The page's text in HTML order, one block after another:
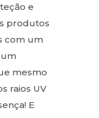
e
produtos
com um
mesmo
raios UV
E